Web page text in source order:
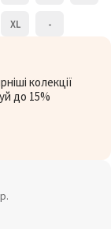
XL -
колекції
до 15%